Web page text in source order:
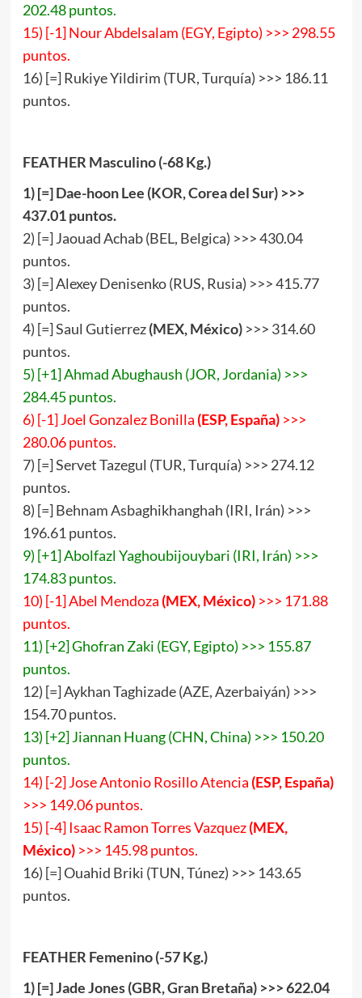
202.48 puntos.
15) [-1] Nour Abdelsalam (EGY, Egipto) >>> 298.55
puntos.
16) [=] Rukiye Yildirim (TUR, Turquía) >>> 186.11
puntos.
FEATHER Masculino (-68 Kg.)
1) [=] Dae-hoon Lee (KOR, Corea del Sur) >>>
437.01 puntos.
2) [=] Jaouad Achab (BEL, Belgica) >>> 430.04
puntos.
3) [=] Alexey Denisenko (RUS, Rusia) >>> 415.77
puntos.
4) [=] Saul Gutierrez(MEX, México)>>> 314.60
puntos.
5) [+1] Ahmad Abughaush (JOR, Jordania) >>>
284.45 puntos.
6) [-1] Joel Gonzalez Bonilla (ESP, España)>>>
280.06 puntos.
7) [=] Servet Tazegul (TUR, Turquía) >>> 274.12
puntos.
8) [=] Behnam Asbaghikhanghah (IRI, Irán) >>>
196.61 puntos.
9) [+1] Abolfazl Yaghoubijouybari (IRI, Irán) >>>
174.83 puntos.
10) [-1] Abel Mendoza (MEX, México)>>> 171.88
puntos.
11) [+2] Ghofran Zaki (EGY, Egipto) >>> 155.87
puntos.
12) [=] Aykhan Taghizade (AZE, Azerbaiyán) >>>
154.70 puntos.
13) [+2] Jiannan Huang (CHN, China) >>> 150.20
puntos.
14) [-2] Jose Antonio Rosillo Atencia (ESP, España)
>>> 149.06 puntos.
15) [-4] Isaac Ramon Torres Vazquez(MEX,
México)>>> 145.98 puntos.
16) [=] Ouahid Briki (TUN, Túnez) >>> 143.65
puntos.
FEATHER Femenino (-57 Kg.)
1) [=] Jade Jones (GBR, Gran Bretaña) >>>622.04